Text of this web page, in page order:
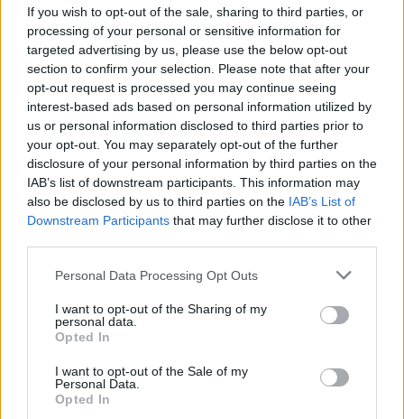
If you wish to opt-out of the sale, sharing to third parties, or
processing of your personal or sensitive information for
targeted advertising by us, please use the below opt-out
section to confirm your selection. Please note that after your
opt-out request is processed you may continue seeing
interest-based ads based on personal information utilized by
us or personal information disclosed to third parties prior to
your opt-out. You may separately opt-out of the further
disclosure of your personal information by third parties on the
IAB’s list of downstream participants. This information may
also be disclosed by us to third parties on the IAB’s List of
Downstream Participants that may further disclose it to other
Personal Data Processing Opt Outs
I want to opt-out of the Sharing of my
personal data.
Opted In
I want to opt-out of the Sale of my
Personal Data.
Opted In
φάση του στην εφηβεία,ακούγοντας Cradle
of Filth και Slipknot.
Κι αν «η metal φάση» είναι κάτι που δεν
προκαλεί και τόση εντύπωση, μιας και πολλοί
έχουν περάσει από αυτή, αυτή δεν είναι η
μόνη δήλωση του μουσικού που διαβάζουμε
στη Sun, μιας και όπως φαίνεται, έχει τις
κεραίες του ανοιχτές προς την "extreme"
μουσική.
Συγκεκριμένα, ο Sheeran είπε: «Δεν είναι ότι
μπορώ να μεταπηδήσω σε αυτόν τον κόσμο.
Μάθαινα όλα αυτά τα ριφ στην κιθάρα ως
παιδί. Δεν είναι κάτι που έχω σκεφτεί να
αντίθετος να δημιουργήσω».